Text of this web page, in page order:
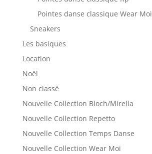
Pointes danse classique Wear Moi
Sneakers
Les basiques
Location
Noël
Non classé
Nouvelle Collection Bloch/Mirella
Nouvelle Collection Repetto
Nouvelle Collection Temps Danse
Nouvelle Collection Wear Moi